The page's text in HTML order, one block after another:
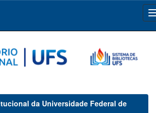
da Universidade Federal de